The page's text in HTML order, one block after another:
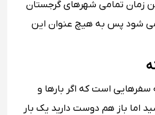
زمان تمامی شهرهای گرجستان
شود پس به هیچ عنوان این
سفرهایی است که اگر بارها و
اما باز هم دوست دارید یک بار